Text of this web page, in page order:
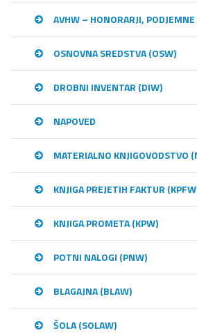
AVHW – HONORARJI,
OSNOVNA SREDSTVA (OSW)
DROBNI INVENTAR (DIW)
NAPOVED
MATERIALNO KNJIGOVODSTVO
KNJIGA PREJETIH FAKTUR
KNJIGA PROMETA (KPW)
POTNI NALOGI (PNW)
BLAGAJNA (BLAW)
ŠOLA (SOLAW)